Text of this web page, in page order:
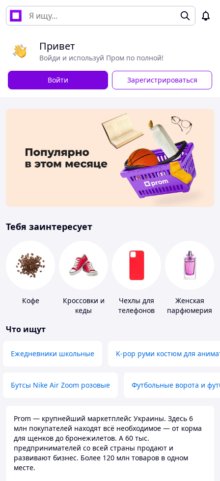
Привет
Войди и используй Пром по полной!
Войти Зарегистрироваться
Тебя заинтересует
Кофе
Кроссовки и
кеды
Чехлы для
телефонов
Женская
парфюмерия
Что ищут
Ежедневники школьные K-pop руми костюм для
Бутсы Nike Air Zoom розовые Футбольные ворота и
Prom — крупнейший маркетплейс Украины. Здесь 6
млн покупателей находят всё необходимое — от корма
для щенков до бронежилетов. А 60 тыс.
предпринимателей со всей страны продают и
развивают бизнес. Более 120 млн товаров в одном
месте.